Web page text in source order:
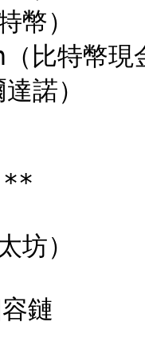
）
特幣現
諾）
**
坊）
鏈